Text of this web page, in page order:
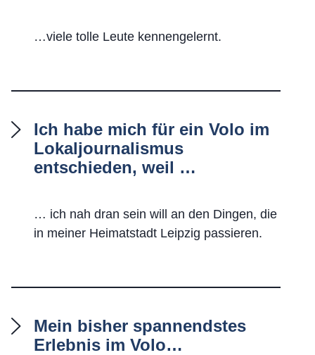
…viele tolle Leute kennengelernt.
Ich habe mich für ein Volo im
Lokaljournalismus
entschieden, weil …
… ich nah dran sein will an den Dingen, die
in meiner Heimatstadt Leipzig passieren.
Mein bisher spannendstes
Erlebnis im Volo…